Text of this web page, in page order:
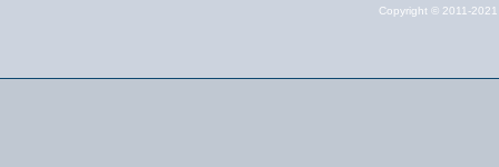
Copyright © 2011-